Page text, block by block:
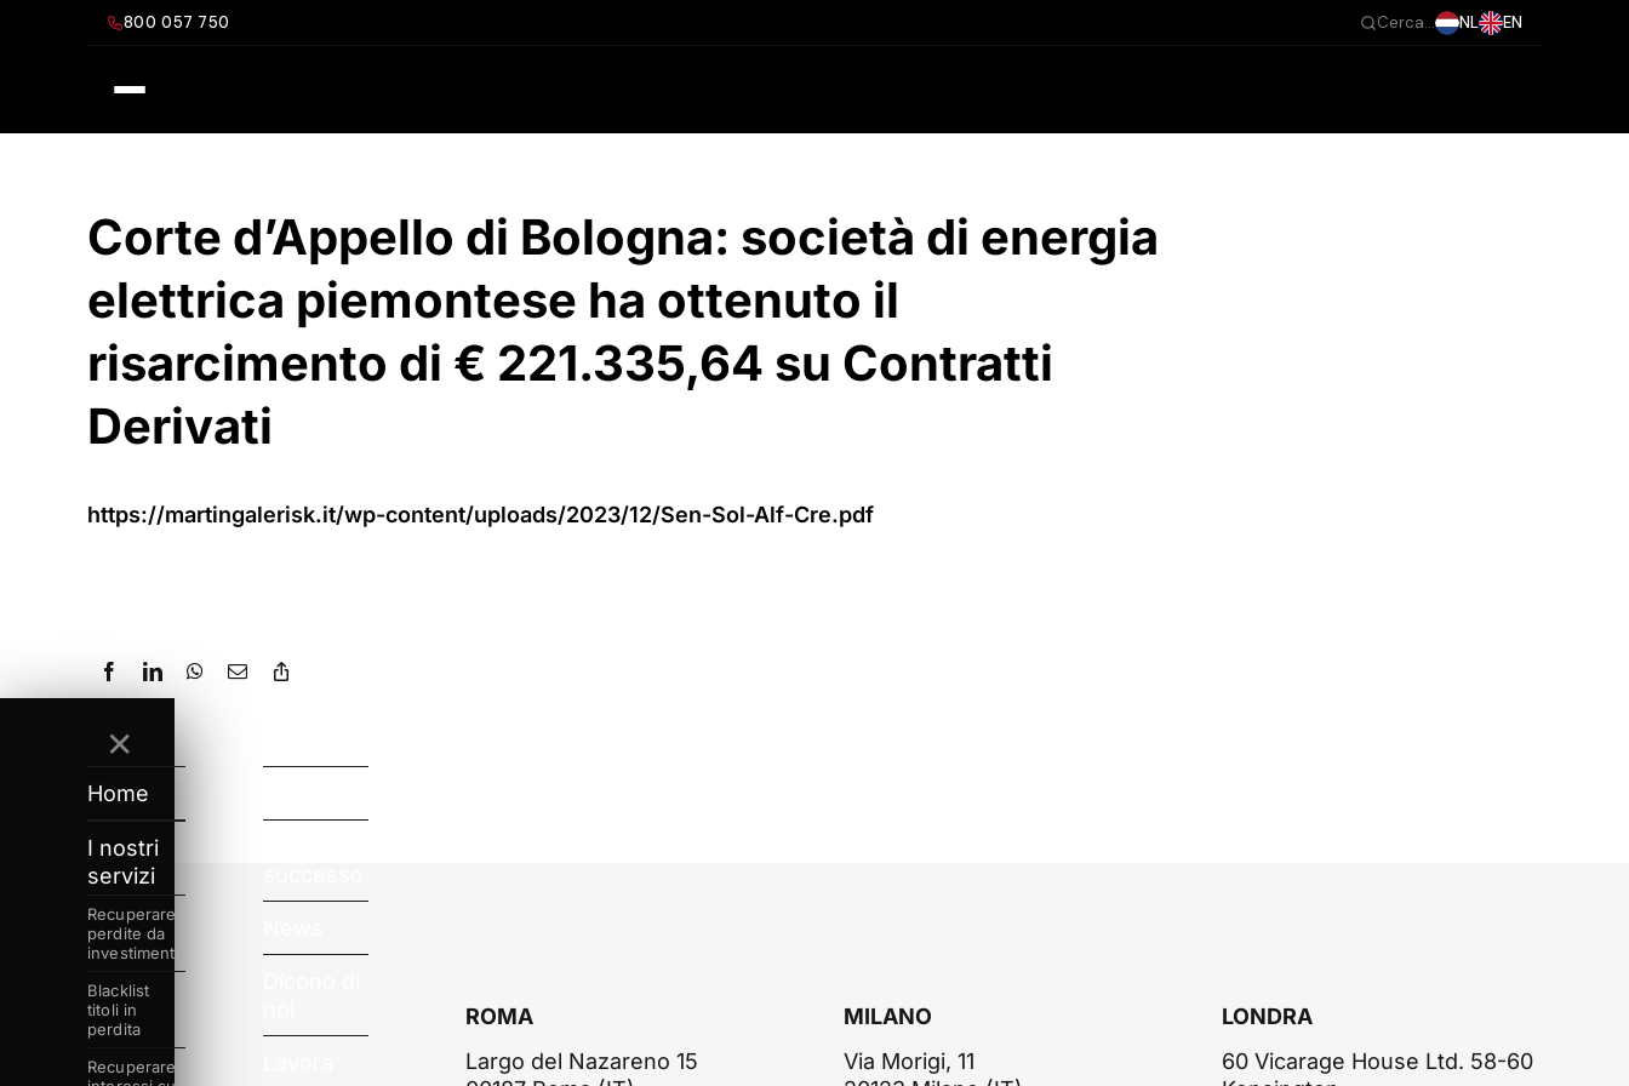
800 057 750 Cerca... NL EN
Corte d’Appello di Bologna: società di energia
elettrica piemontese ha ottenuto il
risarcimento di € 221.335,64 su Contratti
Derivati
https://martingalerisk.it/wp-content/uploads/2023/12/Sen-Sol-Alf-Cre.pdf
ROMA
Largo del Nazareno 15
MILANO
Via Morigi, 11
LONDRA
60 Vicarage House Ltd. 58-60
✕
Home
I nostri
servizi
Recuperare
perdite da
investimento
Blacklist
titoli in
perdita
Recuperare